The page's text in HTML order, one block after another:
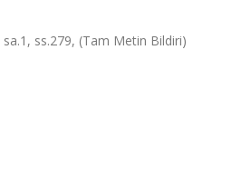
ss.279, (Tam Metin Bildiri)